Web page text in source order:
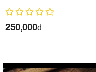
250,000đ